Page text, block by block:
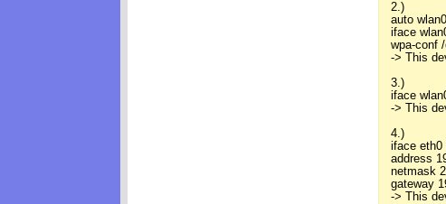
2.)
auto wlan0
iface
wpa-conf
-> This
3.)
iface
-> This
4.)
iface eth0
address
netmask
gateway
-> This